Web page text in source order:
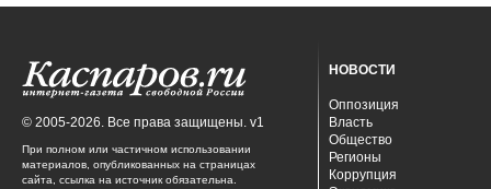
© 2005-2026. Все права защищены. v1
При полном или частичном использовании
материалов, опубликованных на страницах
сайта, ссылка на источник обязательна.
НОВОСТИ
Оппозиция
Власть
Общество
Регионы
Коррупция